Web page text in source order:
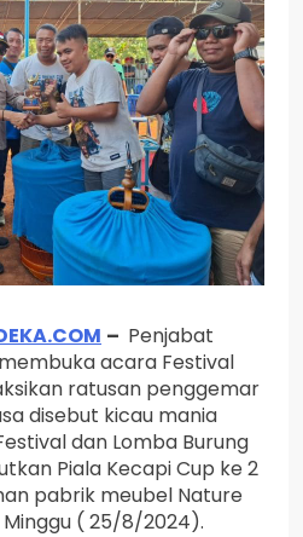
– Penjabat
acara Festival
ratusan penggemar
disebut kicau mania
dan Lomba Burung
Piala Kecapi Cup ke 2
pabrik meubel Nature
( 25/8/2024).